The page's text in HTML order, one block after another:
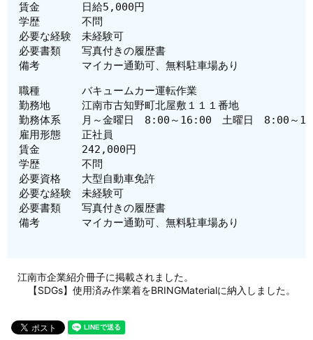
賃金　　　　日給5,000円
学歴　　　　不問
必要な経験　未経験可
必要書類　　写真付きの履歴書
備考　　　　マイカー通勤可、無料駐車場あり
職種　　　　バキュームカー運転作業
勤務地　　　江南市古知野町北屋敷１１１番地
勤務体系
月～金曜日　8:00～16:00　土曜日　8:00～
雇用形態　　正社員
賃金 242,000円
学歴　　　　不問
必要資格　　大型自動車免許
必要な経験　未経験可
必要書類　　写真付きの履歴書
備考　　　　マイカー通勤可、無料駐車場あり
江南市企業紹介冊子に掲載されました。
【SDGs】使用済み作業着をBRINGMaterialに納入しました。